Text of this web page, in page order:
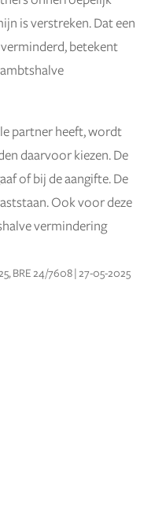
is verstreken. Dat een
betekent
partner heeft, wordt
daarvoor kiezen. De
of bij de aangifte. De
Ook voor deze
vermindering
BRE 24/7608 | 27-05-2025